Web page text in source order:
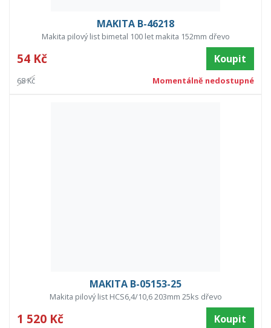
MAKITA B-46218
Makita pilový list bimetal 100 let makita 152mm dřevo
54 Kč Koupit
68 Kč Momentálně nedostupné
MAKITA B-05153-25
Makita pilový list HCS6,4/10,6 203mm 25ks dřevo
1 520 Kč Koupit